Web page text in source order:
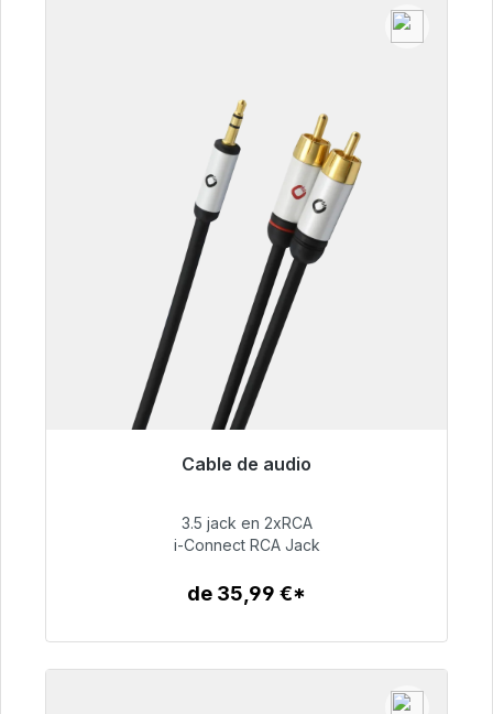
Cable de audio
Listo para envío inmediato, plazo de entrega
51,99 €
3.5 jack en 2xRCA
i-Connect RCA Jack
de 35,99 €*